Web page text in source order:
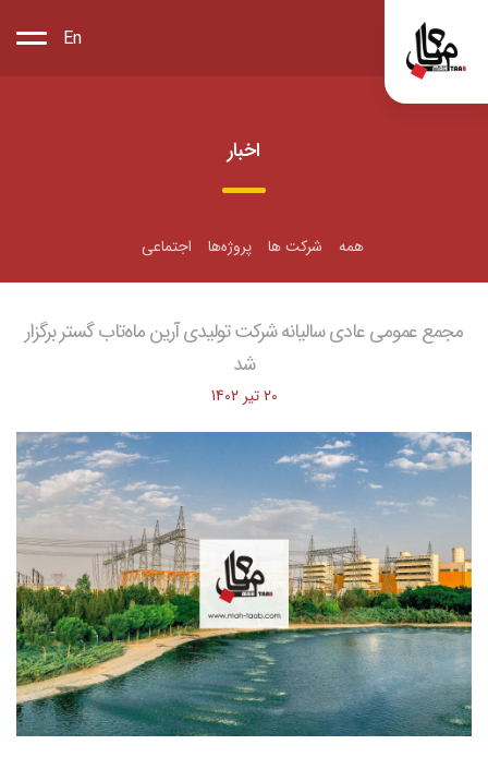
En
اخبار
همه شرکت ها پروژه‌ها اجتماعی
مجمع عمومی عادی سالیانه شرکت تولیدی آرین ماه‌تاب گستر برگزار
شد
20 تیر 1402